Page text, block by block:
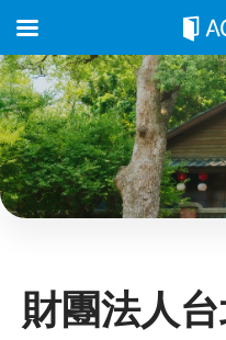
財團法人